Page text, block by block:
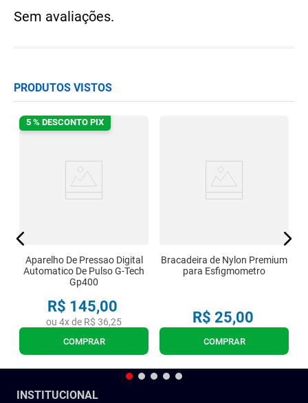
Sem avaliações.
PRODUTOS VISTOS
5 % DESCONTO PIX
Aparelho De Pressao Digital
Automatico De Pulso G-Tech
Gp400
R$ 145,00
ou 4x de R$ 36,25
COMPRAR
Bracadeira de Nylon Premium
para Esfigmometro
R$ 25,00
COMPRAR
INSTITUCIONAL